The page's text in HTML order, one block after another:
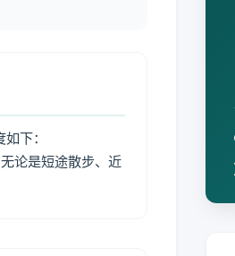
下：
论是短途散步、近